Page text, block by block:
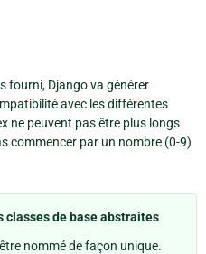
fourni, Django va générer
avec les différentes
ne peuvent pas être plus longs
commencer par un nombre (0-9)
classes de base abstraites
nommé de façon unique.